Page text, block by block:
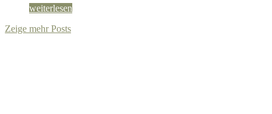
weiterlesen
Zeige mehr Posts